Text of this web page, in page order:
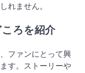
れません。
ろを紹介
ファンにとって興
す。ストーリーや